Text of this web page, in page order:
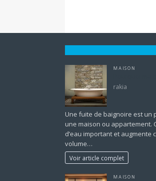
MAISON
rakia
Une fuite de baignoire est un
une maison ou appartement.
d’eau important et augmente
volume…
Voir article complet
MAISON